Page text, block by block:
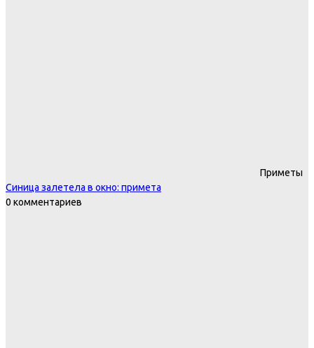
Приметы
Синица залетела в окно: примета
0 комментариев